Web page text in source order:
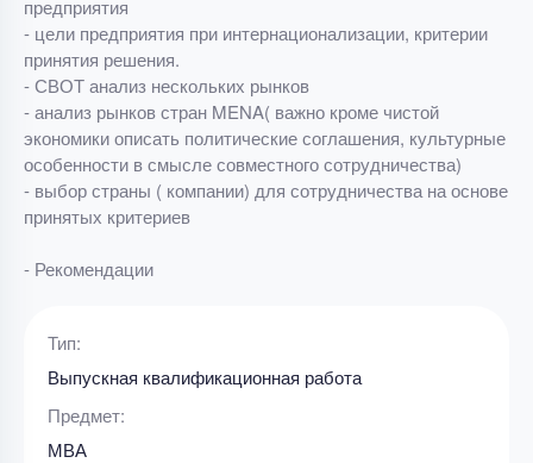
предприятия
- цели предприятия при интернационализации, критерии
принятия решения.
- СВОТ анализ нескольких рынков
- анализ рынков стран MENA( важно кроме чистой
экономики описать политические соглашения, культурные
особенности в смысле совместного сотрудничества)
- выбор страны ( компании) для сотрудничества на основе
принятых критериев
- Рекомендации
Тип:
Выпускная квалификационная работа
Предмет:
МВА